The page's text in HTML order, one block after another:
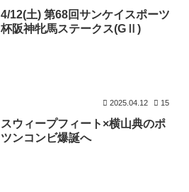
4/12(土) 第68回サンケイスポーツ
杯阪神牝馬ステークス(GⅡ)
2025.04.12 15
スウィープフィート×横山典のポ
ツンコンビ爆誕へ